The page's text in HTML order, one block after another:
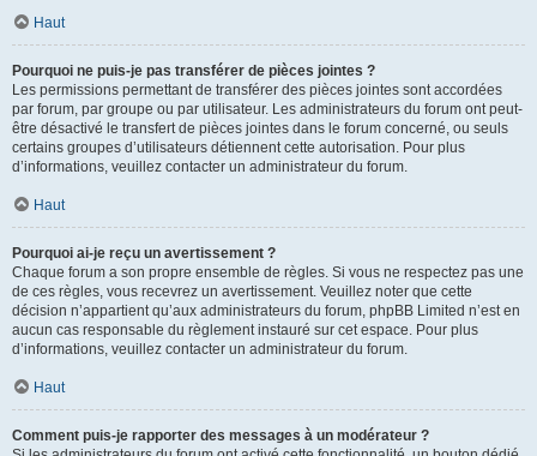
Haut
Pourquoi ne puis-je pas transférer de pièces jointes ?
Les permissions permettant de transférer des pièces jointes sont accordées
par forum, par groupe ou par utilisateur. Les administrateurs du forum ont peut-
être désactivé le transfert de pièces jointes dans le forum concerné, ou seuls
certains groupes d’utilisateurs détiennent cette autorisation. Pour plus
d’informations, veuillez contacter un administrateur du forum.
Haut
Pourquoi ai-je reçu un avertissement ?
Chaque forum a son propre ensemble de règles. Si vous ne respectez pas une
de ces règles, vous recevrez un avertissement. Veuillez noter que cette
décision n’appartient qu’aux administrateurs du forum, phpBB Limited n’est en
aucun cas responsable du règlement instauré sur cet espace. Pour plus
d’informations, veuillez contacter un administrateur du forum.
Haut
Comment puis-je rapporter des messages à un modérateur ?